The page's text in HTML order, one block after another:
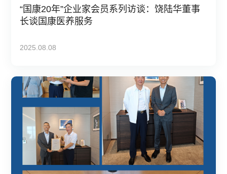
“国康20年”企业家会员系列访谈：饶陆华董事
长谈国康医养服务
2025.08.08